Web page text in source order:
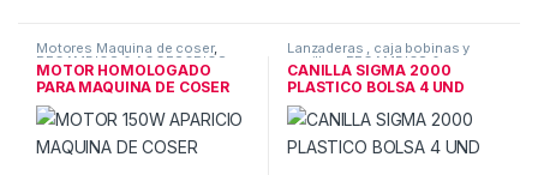
Motores Maquina de coser,
RECAMBIOS & ACCESORIOS
MOTOR HOMOLOGADO
PARA MAQUINA DE COSER
150W+PEDAL
Lanzaderas , caja bobinas y
canillas ,RECAMBIOS &
ACCESORIOS
CANILLA SIGMA 2000
PLASTICO BOLSA 4 UND